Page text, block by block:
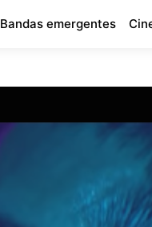
Bandas emergentes